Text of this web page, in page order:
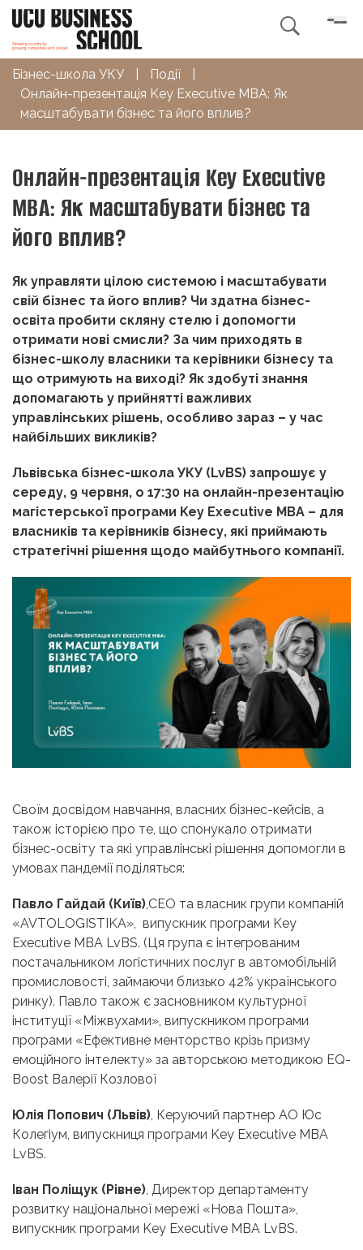

Бізнес-школа УКУ Події
Онлайн-презентація Key Executive MBA: Як
масштабувати бізнес та його вплив?
Онлайн-презентація Key Executive
MBA: Як масштабувати бізнес та
його вплив?
Як управляти цілою системою і масштабувати
свій бізнес та його вплив? Чи здатна бізнес-
освіта пробити скляну стелю і допомогти
отримати нові смисли? За чим приходять в
бізнес-школу власники та керівники бізнесу та
що отримують на виході? Як здобуті знання
допомагають у прийнятті важливих
управлінських рішень, особливо зараз – у час
найбільших викликів?
Львівська бізнес-школа УКУ (LvBS) запрошує у
середу, 9 червня, о 17:30 на онлайн-презентацію
магістерської програми Key Executive MBA – для
власників та керівників бізнесу, які приймають
стратегічні рішення щодо майбутнього компанії.
Своїм досвідом навчання, власних бізнес-кейсів, а
також історією про те, що спонукало отримати
бізнес-освіту та які управлінські рішення допомогли в
умовах пандемії поділяться:
Павло Гайдай (Київ),СЕО та власник групи компаній
«AVTOLOGISTIKA», випускник програми Key
Executive MBA LvBS. (Ця група є інтегрованим
постачальником логістичних послуг в автомобільній
промисловості, займаючи близько 42% українського
ринку). Павло також є засновником культурної
інституції «Міжвухами», випускником програми
програми «Ефективне менторство крізь призму
емоційного інтелекту» за авторською методикою EQ-
Boost Валерії Козлової
Юлія Попович (Львів), Керуючий партнер АО Юс
Колегіум, випускниця програми Key Executive MBA
LvBS.
Іван Поліщук (Рівне), Директор департаменту
розвитку національної мережі «Нова Пошта»,
випускник програми Key Executive MBA LvBS.